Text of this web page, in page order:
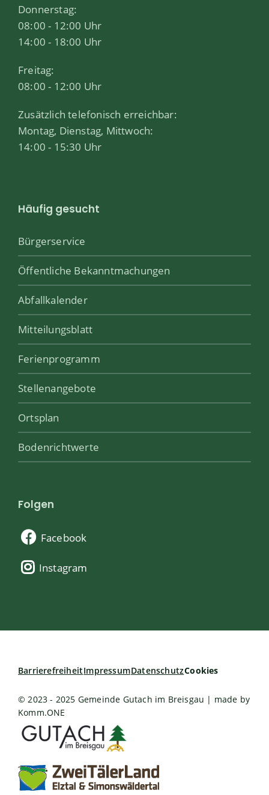
Donnerstag:
08:00 - 12:00 Uhr
14:00 - 18:00 Uhr
Freitag:
08:00 - 12:00 Uhr
Zusätzlich telefonisch erreichbar:
Montag, Dienstag, Mittwoch:
14:00 - 15:30 Uhr
Häufig gesucht
Bürgerservice
Öffentliche Bekanntmachungen
Abfallkalender
Mitteilungsblatt
Ferienprogramm
Stellenangebote
Ortsplan
Bodenrichtwerte
Folgen
Facebook
Instagram
BarrierefreiheitImpressumDatenschutzCookies
© 2023 - 2025 Gemeinde Gutach im Breisgau | made by
Komm.ONE